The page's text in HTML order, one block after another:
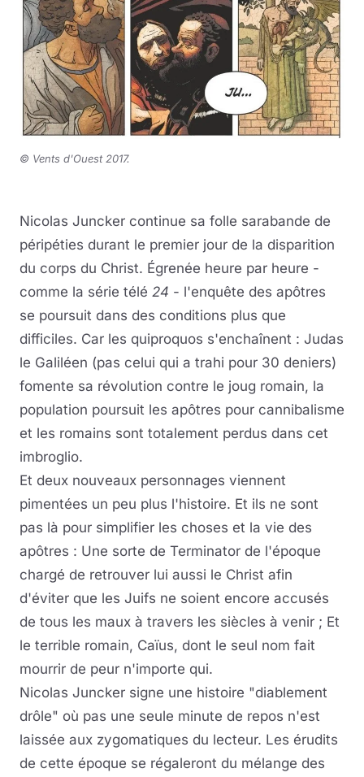
© Vents d'Ouest 2017.
Nicolas Juncker continue sa folle sarabande de
péripéties durant le premier jour de la disparition
du corps du Christ. Égrenée heure par heure -
comme la série télé 24 - l'enquête des apôtres
se poursuit dans des conditions plus que
difficiles. Car les quiproquos s'enchaînent : Judas
le Galiléen (pas celui qui a trahi pour 30 deniers)
fomente sa révolution contre le joug romain, la
population poursuit les apôtres pour cannibalisme
et les romains sont totalement perdus dans cet
imbroglio.
Et deux nouveaux personnages viennent
pimentées un peu plus l'histoire. Et ils ne sont
pas là pour simplifier les choses et la vie des
apôtres : Une sorte de Terminator de l'époque
chargé de retrouver lui aussi le Christ afin
d'éviter que les Juifs ne soient encore accusés
de tous les maux à travers les siècles à venir ; Et
le terrible romain, Caïus, dont le seul nom fait
mourrir de peur n'importe qui.
Nicolas Juncker signe une histoire "diablement
drôle" où pas une seule minute de repos n'est
laissée aux zygomatiques du lecteur. Les érudits
de cette époque se régaleront du mélange des